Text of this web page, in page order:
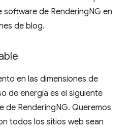
de RenderingNG en
de blog.
en las dimensiones de
de energía es el siguiente
de RenderingNG. Queremos
todos los sitios web sean